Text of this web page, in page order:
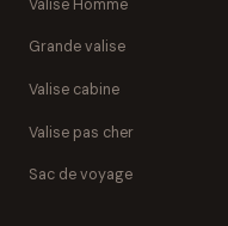
Valise Homme
Grande valise
Valise cabine
Valise pas cher
Sac de voyage